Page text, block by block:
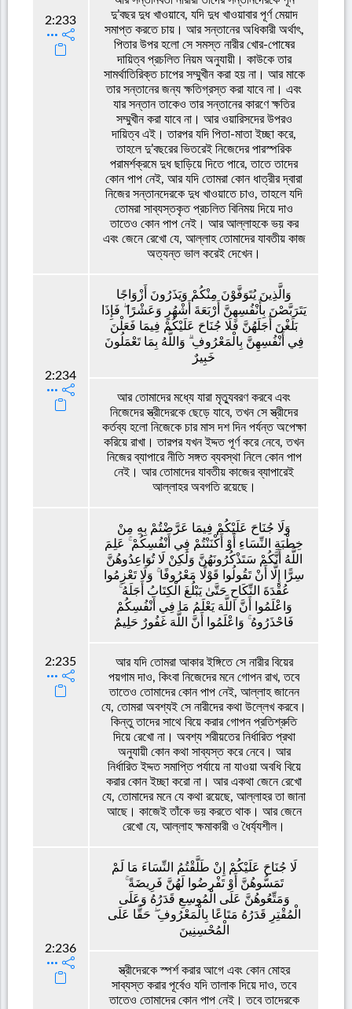
2:233
দু’বছর দুধ খাওয়াবে, যদি দুধ খাওয়াবার পূর্ণ মেয়াদ
সমাপ্ত করতে চায়। আর সন্তানের অধিকারী অর্থাৎ,
পিতার উপর হলো সে সমস্ত নারীর খোর-পোষের
দায়িত্ব প্রচলিত নিয়ম অনুযায়ী। কাউকে তার
সামর্থাতিরিক্ত চাপের সম্মুখীন করা হয় না। আর মাকে
তার সন্তানের জন্য ক্ষতিগ্রস্ত করা যাবে না। এবং
যার সন্তান তাকেও তার সন্তানের কারণে ক্ষতির
সম্মুখীন করা যাবে না। আর ওয়ারিসদের উপরও
দায়িত্ব এই। তারপর যদি পিতা-মাতা ইচ্ছা করে,
তাহলে দু’বছরের ভিতরেই নিজেদের পারস্পরিক
পরামর্শক্রমে দুধ ছাড়িয়ে দিতে পারে, তাতে তাদের
কোন পাপ নেই, আর যদি তোমরা কোন ধাত্রীর দ্বারা
নিজের সন্তানদেরকে দুধ খাওয়াতে চাও, তাহলে যদি
তোমরা সাব্যস্তকৃত প্রচলিত বিনিময় দিয়ে দাও
তাতেও কোন পাপ নেই। আর আল্লাহকে ভয় কর
এবং জেনে রেখো যে, আল্লাহ তোমাদের যাবতীয় কাজ
অত্যন্ত ভাল করেই দেখেন।
2:234
وَالَّذِينَ يُتَوَفَّوْنَ مِنْكُمْ وَيَذَرُونَ أَزْوَاجًا
يَتَرَبَّصْنَ بِأَنْفُسِهِنَّ أَرْبَعَةَ أَشْهُرٍ وَعَشْرًا ۖ فَإِذَا
بَلَغْنَ أَجَلَهُنَّ فَلَا جُنَاحَ عَلَيْكُمْ فِيمَا فَعَلْنَ
فِي أَنْفُسِهِنَّ بِالْمَعْرُوفِ ۗ وَاللَّهُ بِمَا تَعْمَلُونَ
خَبِيرٌ
আর তোমাদের মধ্যে যারা মৃত্যুবরণ করবে এবং
নিজেদের স্ত্রীদেরকে ছেড়ে যাবে, তখন সে স্ত্রীদের
কর্তব্য হলো নিজেকে চার মাস দশ দিন পর্যন্ত অপেক্ষা
করিয়ে রাখা। তারপর যখন ইদ্দত পূর্ণ করে নেবে, তখন
নিজের ব্যাপারে নীতি সঙ্গত ব্যবস্থা নিলে কোন পাপ
নেই। আর তোমাদের যাবতীয় কাজের ব্যাপারেই
আল্লাহর অবগতি রয়েছে।
2:235
وَلَا جُنَاحَ عَلَيْكُمْ فِيمَا عَرَّضْتُمْ بِهِ مِنْ
خِطْبَةِ النِّسَاءِ أَوْ أَكْنَنْتُمْ فِي أَنْفُسِكُمْ ۚ عَلِمَ
اللَّهُ أَنَّكُمْ سَتَذْكُرُونَهُنَّ وَلَٰكِنْ لَا تُوَاعِدُوهُنَّ
سِرًّا إِلَّا أَنْ تَقُولُوا قَوْلًا مَعْرُوفًا ۚ وَلَا تَعْزِمُوا
عُقْدَةَ النِّكَاحِ حَتَّىٰ يَبْلُغَ الْكِتَابُ أَجَلَهُ ۚ
وَاعْلَمُوا أَنَّ اللَّهَ يَعْلَمُ مَا فِي أَنْفُسِكُمْ
فَاحْذَرُوهُ ۚ وَاعْلَمُوا أَنَّ اللَّهَ غَفُورٌ حَلِيمٌ
আর যদি তোমরা আকার ইঙ্গিতে সে নারীর বিয়ের
পয়গাম দাও, কিংবা নিজেদের মনে গোপন রাখ, তবে
তাতেও তোমাদের কোন পাপ নেই, আল্লাহ জানেন
যে, তোমরা অবশ্যই সে নারীদের কথা উল্লেখ করবে।
কিন্তু তাদের সাথে বিয়ে করার গোপন প্রতিশ্রুতি
দিয়ে রেখো না। অবশ্য শরীয়তের নির্ধারিত প্রথা
অনুযায়ী কোন কথা সাব্যস্ত করে নেবে। আর
নির্ধারিত ইদ্দত সমাপ্তি পর্যায়ে না যাওয়া অবধি বিয়ে
করার কোন ইচ্ছা করো না। আর একথা জেনে রেখো
যে, তোমাদের মনে যে কথা রয়েছে, আল্লাহর তা জানা
আছে। কাজেই তাঁকে ভয় করতে থাক। আর জেনে
রেখো যে, আল্লাহ ক্ষমাকারী ও ধৈর্য্যশীল।
2:236
لَا جُنَاحَ عَلَيْكُمْ إِنْ طَلَّقْتُمُ النِّسَاءَ مَا لَمْ
تَمَسُّوهُنَّ أَوْ تَفْرِضُوا لَهُنَّ فَرِيضَةً ۚ
وَمَتِّعُوهُنَّ عَلَى الْمُوسِعِ قَدَرُهُ وَعَلَى
الْمُقْتِرِ قَدَرُهُ مَتَاعًا بِالْمَعْرُوفِ ۖ حَقًّا عَلَى
الْمُحْسِنِينَ
স্ত্রীদেরকে স্পর্শ করার আগে এবং কোন মোহর
সাব্যস্ত করার পূর্বেও যদি তালাক দিয়ে দাও, তবে
তাতেও তোমাদের কোন পাপ নেই। তবে তাদেরকে